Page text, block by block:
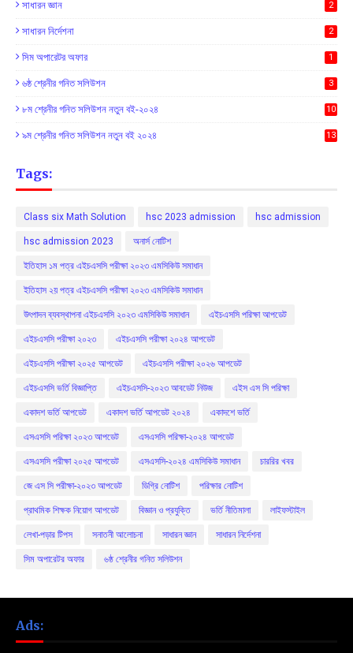
সাধারন জ্ঞান 2
সাধারন নির্দেশনা 2
সিম অপারেটর অফার 1
৬ষ্ঠ শ্রেনীর গনিত সলিউশন 3
৮ম শ্রেনীর গনিত সলিউশন নতুন বই-২০২৪ 10
৯ম শ্রেনীর গনিত সলিউশন নতুন বই ২০২৪ 13
Tags:
Class six Math Solution hsc 2023 admission hsc admission
hsc admission 2023 অনার্স নোটিশ
ইতিহাস ১ম পত্র এইচএসসি পরীক্ষা ২০২৩ এমসিকিউ সমাধান
ইতিহাস ২য় পত্র এইচএসসি পরীক্ষা ২০২৩ এমসিকিউ সমাধান
উৎপাদন ব্যবস্থাপনা এইচএসসি ২০২৩ এমসিকিউ সমাধান এইচএসসি পরিক্ষা আপডেট
এইচএসসি পরীক্ষা ২০২৩ এইচএসসি পরীক্ষা ২০২৪ আপডেট
এইচএসসি পরীক্ষা ২০২৫ আপডেট এইচএসসি পরীক্ষা ২০২৬ আপডেট
এইচএসসি ভর্তি বিজ্ঞাপ্তি এইচএসসি-২০২৩ আবডেট নিউজ এইস এস সি পরিক্ষা
একাদশ ভর্তি আপডেট একাদশ ভর্তি আপডেট ২০২৪ একাদশে ভর্তি
এসএসসি পরিক্ষা ২০২৩ আপডেট এসএসসি পরিক্ষা-২০২৪ আপডেট
এসএসসি পরীক্ষা ২০২৫ আপডেট এসএসসি-২০২৪ এমসিকিউ সমাধান চাররির খবর
জে এস সি পরীক্ষা-২০২৩ আপডেট ডিগ্রি নোটিশ পরিক্ষার নোটিশ
প্রাথমিক শিক্ষক নিয়োগ আপডেট বিজ্ঞান ও প্রযুক্তি ভর্তি নীতিমালা লাইফস্টাইল
লেখা-পড়ার টিপস সনাতনী আলোচনা সাধারন জ্ঞান সাধারন নির্দেশনা
সিম অপারেটর অফার ৬ষ্ঠ শ্রেনীর গনিত সলিউশন
Ads: